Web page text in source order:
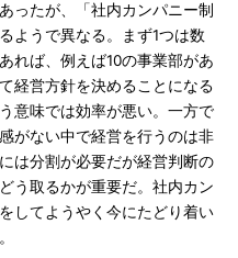
ったが、「社内カンパニー制
ようで異なる。まず1つは数
れば、例えば10の事業部があ
経営方針を決めることになる
意味では効率が悪い。一方で
がない中で経営を行うのは非
は分割が必要だが経営判断の
う取るかが重要だ。社内カン
してようやく今にたどり着い